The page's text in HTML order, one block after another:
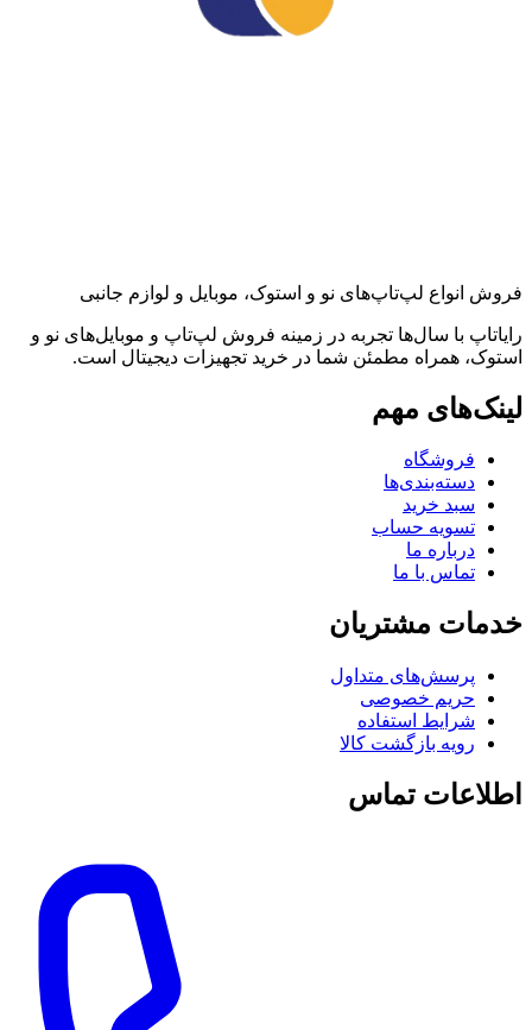
فروش انواع لپ‌تاپ‌های نو و استوک، موبایل و لوازم جانبی
رایاتاپ با سال‌ها تجربه در زمینه فروش لپ‌تاپ و موبایل‌های نو و
استوک، همراه مطمئن شما در خرید تجهیزات دیجیتال است.
لینک‌های مهم
فروشگاه
دسته‌بندی‌ها
سبد خرید
تسویه حساب
درباره ما
تماس با ما
خدمات مشتریان
پرسش‌های متداول
حریم خصوصی
شرایط استفاده
رویه بازگشت کالا
اطلاعات تماس